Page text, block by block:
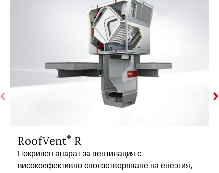
RoofVent R
Покривен апарат за вентилация с
високоефективно оползотворяване на енергия,